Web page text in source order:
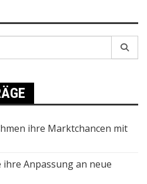
ihre Marktchancen mit
Anpassung an neue